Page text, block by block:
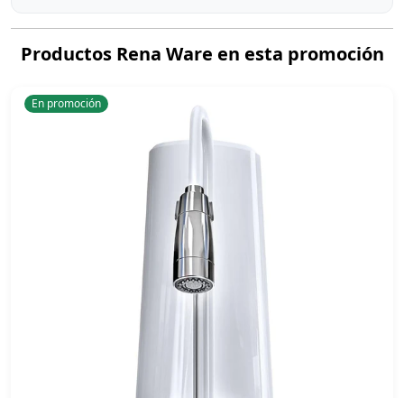
Productos Rena Ware en esta promoción
En promoción